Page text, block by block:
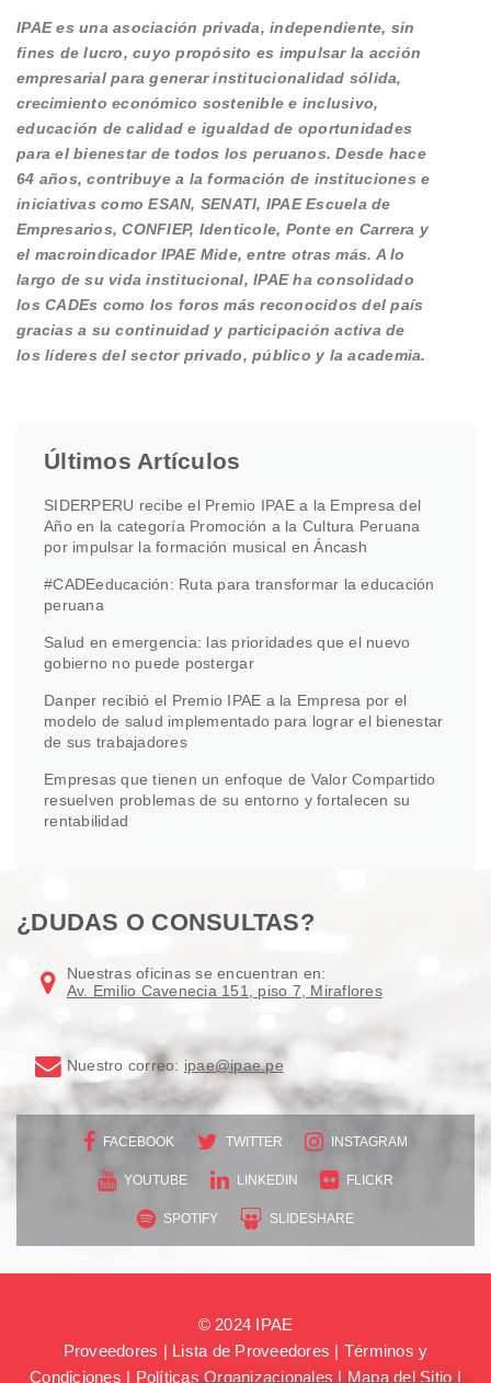
IPAE es una asociación privada, independiente, sin
fines de lucro, cuyo propósito es impulsar la acción
empresarial para generar institucionalidad sólida,
crecimiento económico sostenible e inclusivo,
educación de calidad e igualdad de oportunidades
para el bienestar de todos los peruanos. Desde hace
64 años, contribuye a la formación de instituciones e
iniciativas como ESAN, SENATI, IPAE Escuela de
Empresarios, CONFIEP, Identicole, Ponte en Carrera y
el macroindicador IPAE Mide, entre otras más. A lo
largo de su vida institucional, IPAE ha consolidado
los CADEs como los foros más reconocidos del país
gracias a su continuidad y participación activa de
los líderes del sector privado, público y la academia.
Últimos Artículos
SIDERPERU recibe el Premio IPAE a la Empresa del
Año en la categoría Promoción a la Cultura Peruana
por impulsar la formación musical en Áncash
#CADEeducación: Ruta para transformar la educación
peruana
Salud en emergencia: las prioridades que el nuevo
gobierno no puede postergar
Danper recibió el Premio IPAE a la Empresa por el
modelo de salud implementado para lograr el bienestar
de sus trabajadores
Empresas que tienen un enfoque de Valor Compartido
resuelven problemas de su entorno y fortalecen su
rentabilidad
¿DUDAS O CONSULTAS?
Nuestras oficinas se encuentran en:
Av. Emilio Cavenecia 151, piso 7, Miraflores
Nuestro correo: ipae@ipae.pe
FACEBOOK TWITTER INSTAGRAM
YOUTUBE LINKEDIN FLICKR
SPOTIFY SLIDESHARE
© 2024 IPAE
Proveedores | Lista de Proveedores | Términos y
Condiciones | Políticas Organizacionales | Mapa del Sitio |